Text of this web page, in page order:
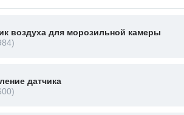
воздуха для морозильной камеры
датчика